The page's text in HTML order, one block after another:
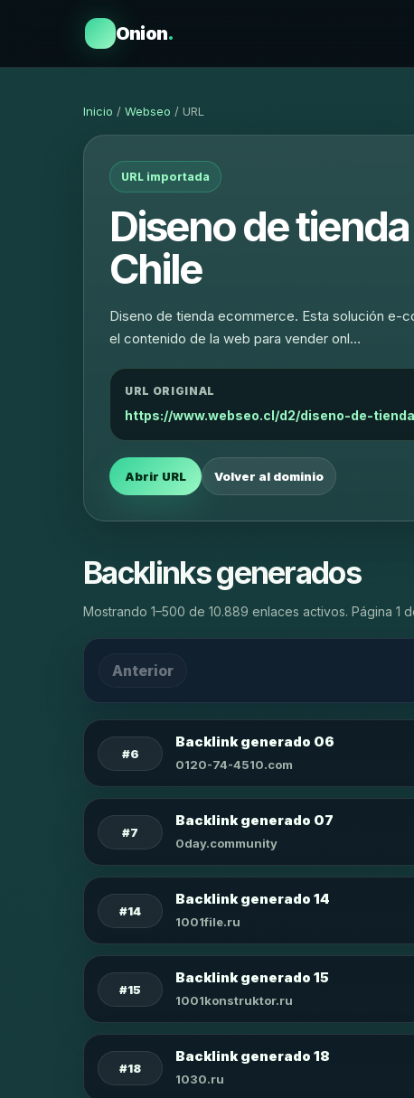
Onion.
Inicio / Webseo / URL
URL importada
Diseno de
Chile
Diseno de tienda ecommerce. Esta solución e-
el contenido de la web para vender onl…
URL ORIGINAL
https://www.webseo.cl/d2/diseno-de-
Abrir URL Volver al dominio
Backlinks generados
Mostrando 1–500 de 10.889 enlaces activos. Página 1
Anterior
#6
Backlink generado 06
0120-74-4510.com
#7
Backlink generado 07
0day.community
#14
Backlink generado 14
1001file.ru
#15
Backlink generado 15
1001konstruktor.ru
#18
Backlink generado 18
1030.ru